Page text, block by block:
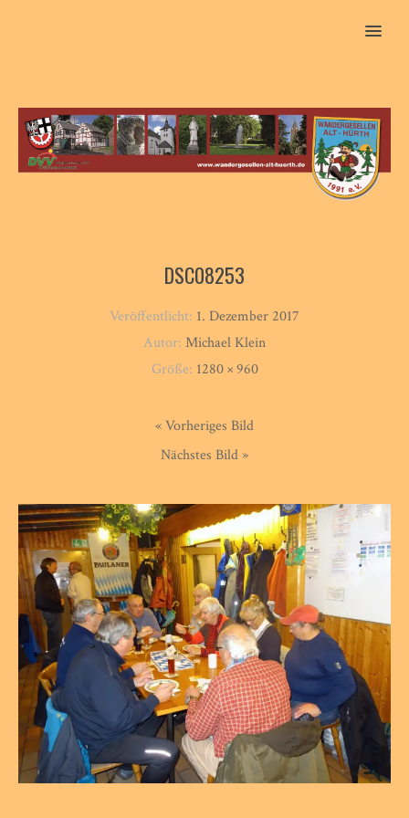
MENU
DSC08253
Veröffentlicht: 1. Dezember 2017
Autor: Michael Klein
Größe: 1280 × 960
« Vorheriges Bild
Nächstes Bild »